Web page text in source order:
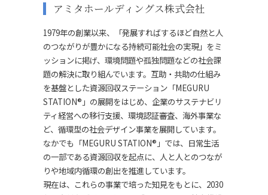
アミタホールディングス株式会社
1979年の創業以来、「発展すればするほど自然と人
のつながりが豊かになる持続可能社会の実現」をミ
ッションに掲げ、環境問題や孤独問題などの社会課
題の解決に取り組んでいます。互助・共助の仕組み
を基盤とした資源回収ステーション「MEGURU
STATION®」の展開をはじめ、企業のサステナビリ
ティ経営への移行支援、環境認証審査、海外事業な
ど、循環型の社会デザイン事業を展開しています。
なかでも「MEGURU STATION®」では、日常生活
の一部である資源回収を起点に、人と人とのつなが
りや地域内循環の創出を推進しています。
現在は、これらの事業で培った知見をもとに、2030